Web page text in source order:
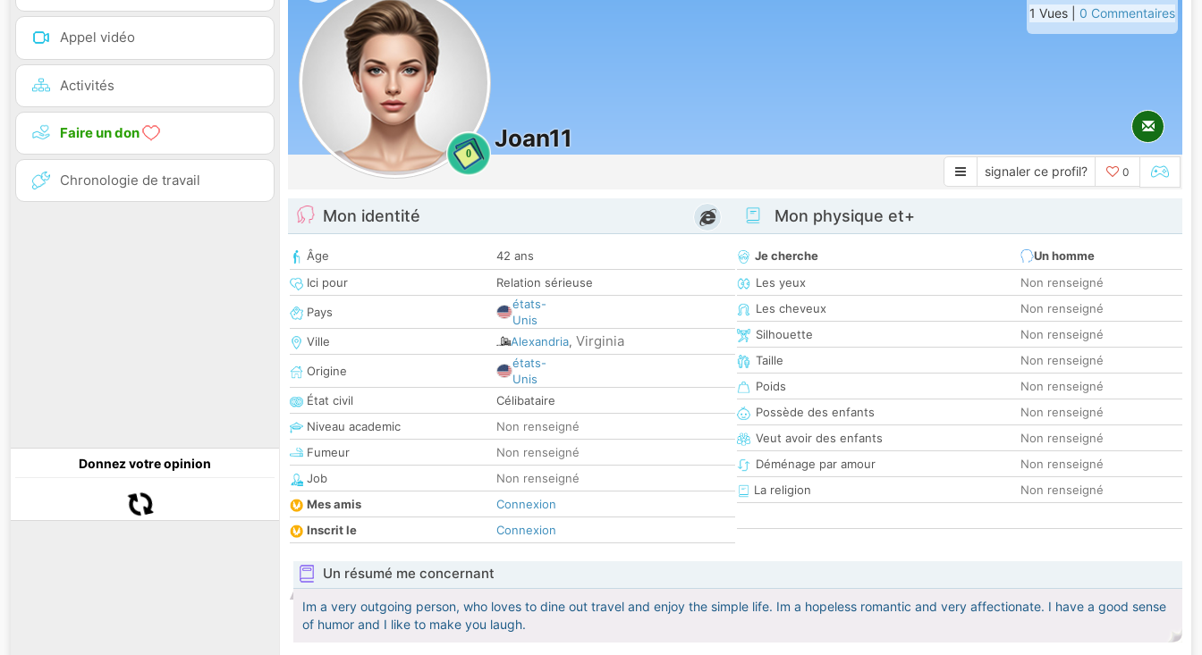
Appel vidéo
Activités
Faire un don
Chronologie de travail
Donnez votre opinion
0
Joan11
1 Vues | 0 Commentaires
signaler ce profil? 0
Mon identité
Âge
42 ans
Ici pour
Relation sérieuse
Pays
états-
Unis
Ville
Alexandria, Virginia
Origine
états-
Unis
État civil
Célibataire
Niveau academic
Non renseigné
Fumeur
Non renseigné
Job
Non renseigné
Mes amis
Connexion
Inscrit le
Connexion
Mon physique et+
Je cherche
Un homme
Les yeux
Non renseigné
Les cheveux
Non renseigné
Silhouette
Non renseigné
Taille
Non renseigné
Poids
Non renseigné
Possède des enfants
Non renseigné
Veut avoir des enfants
Non renseigné
Déménage par amour
Non renseigné
La religion
Non renseigné
Un résumé me concernant
Im a very outgoing person, who loves to dine out travel and enjoy the simple life. Im a hopeless romantic and very affectionate. I have a good sense
of humor and I like to make you laugh.